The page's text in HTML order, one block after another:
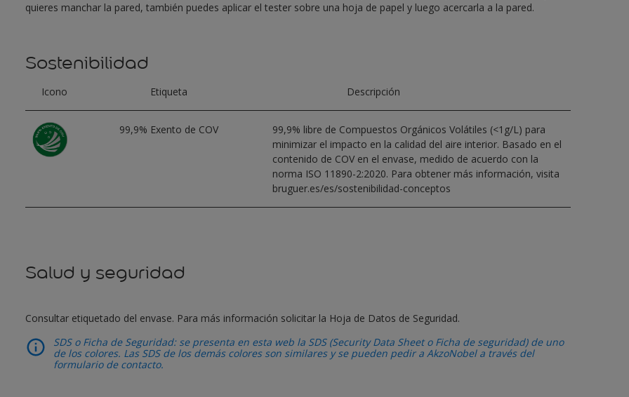
quieres manchar la pared, también puedes aplicar el tester sobre una hoja de papel y luego acercarla a la pared.
Sostenibilidad
Icono Etiqueta Descripción
99,9% Exento de COV
99,9% libre de Compuestos Orgánicos Volátiles (<1g/L) para
minimizar el impacto en la calidad del aire interior. Basado en el
contenido de COV en el envase, medido de acuerdo con la
norma ISO 11890-2:2020. Para obtener más información, visita
bruguer.es/es/sostenibilidad-conceptos
Salud y seguridad
Consultar etiquetado del envase. Para más información solicitar la Hoja de Datos de Seguridad.
SDS o Ficha de Seguridad: se presenta en esta web la SDS (Security Data Sheet o Ficha de seguridad) de uno
de los colores. Las SDS de los demás colores son similares y se pueden pedir a AkzoNobel a través del
formulario de contacto.